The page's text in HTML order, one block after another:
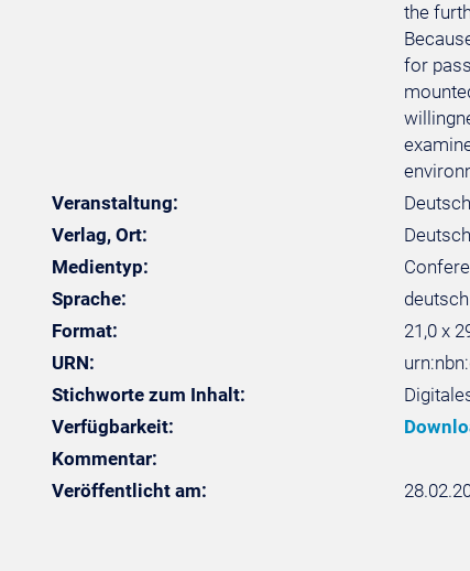
the
for
Veranstaltung:
Verlag, Ort:
Medientyp:
Sprache:
deutsch
Format:
21,0 x
URN:
Stichworte zum Inhalt:
Verfügbarkeit:
Kommentar:
Veröffentlicht am: